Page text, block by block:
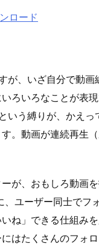
ロード
が、いざ自分で動画
ろいろなことが表
いう縛りが、かえっ
。動画が連続再生
が、おもしろ動画
ユーザー同士でフ
ね」できる仕組み
はたくさんのフォロ